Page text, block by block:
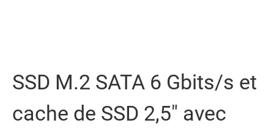
SSD M.2 SATA 6 Gbits/s et
cache de SSD 2,5" avec